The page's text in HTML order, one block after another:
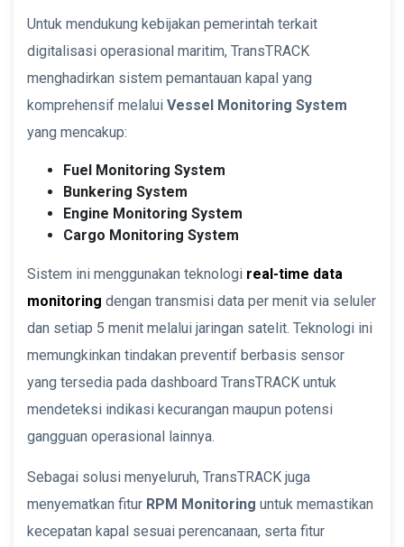
Untuk mendukung kebijakan pemerintah terkait
digitalisasi operasional maritim, TransTRACK
menghadirkan sistem pemantauan kapal yang
komprehensif melalui Vessel Monitoring System
yang mencakup:
Fuel Monitoring System
Bunkering System
Engine Monitoring System
Cargo Monitoring System
Sistem ini menggunakan teknologi real-time data
monitoring dengan transmisi data per menit via seluler
dan setiap 5 menit melalui jaringan satelit. Teknologi ini
memungkinkan tindakan preventif berbasis sensor
yang tersedia pada dashboard TransTRACK untuk
mendeteksi indikasi kecurangan maupun potensi
gangguan operasional lainnya.
Sebagai solusi menyeluruh, TransTRACK juga
menyematkan fitur RPM Monitoring untuk memastikan
kecepatan kapal sesuai perencanaan, serta fitur